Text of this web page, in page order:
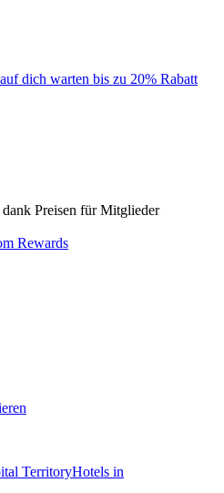
dich warten bis zu 20% Rabatt
Preisen für Mitglieder
Rewards
TerritoryHotels in